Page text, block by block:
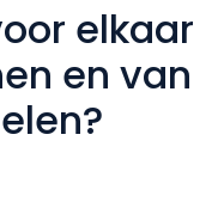
elkaar
en van